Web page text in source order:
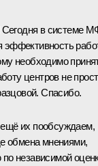
в системе
эффективность
необходимо
центров не
Спасибо.
их пообсуждаем,
обмена мнениями,
независимой